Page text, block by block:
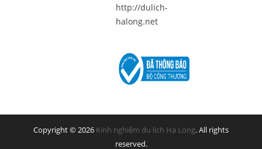
http://dulich-
halong.net
Copyright © 2026 Kinh nghiệm du lịch Hạ Long. All rights
reserved.